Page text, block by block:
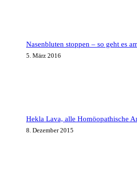
Nasenbluten stoppen – so geht es
5. März 2016
Hekla Lava, alle Homöopathische
8. Dezember 2015